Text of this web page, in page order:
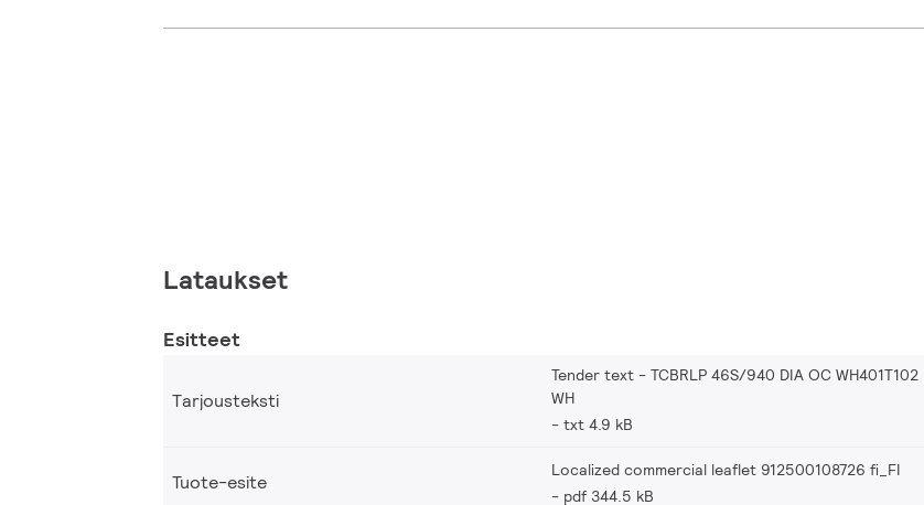
Lataukset
Esitteet
Tarjousteksti
Tender text - TCBRLP 46S/940 DIA OC WH401T102
WH
txt 4.9 kB
Tuote-esite
Localized commercial leaflet 912500108726 fi_FI
pdf 344.5 kB